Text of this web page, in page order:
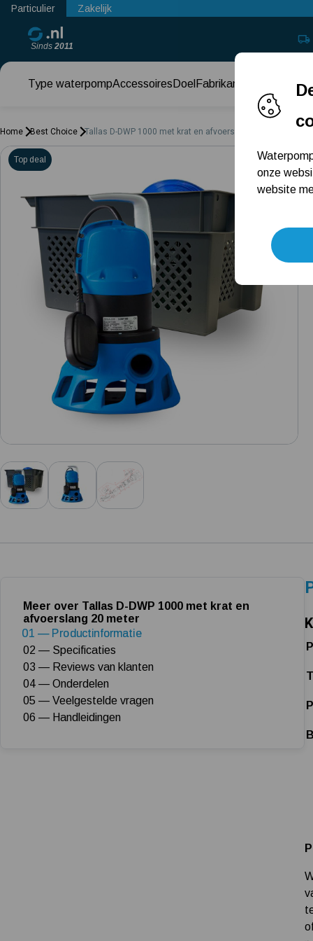
Particulier Zakelijk
Sinds 2011
Type waterpompAccessoires Doel Fabrikant
Home Best Choice Tallas D-DWP 1000 met krat en afvoerslang 20 meter
Top deal
Meer over Tallas D-DWP 1000 met krat en
afvoerslang 20 meter
01 — Productinformatie
02 — Specificaties
03 — Reviews van klanten
04 — Onderdelen
05 — Veelgestelde vragen
06 — Handleidingen
onze
website